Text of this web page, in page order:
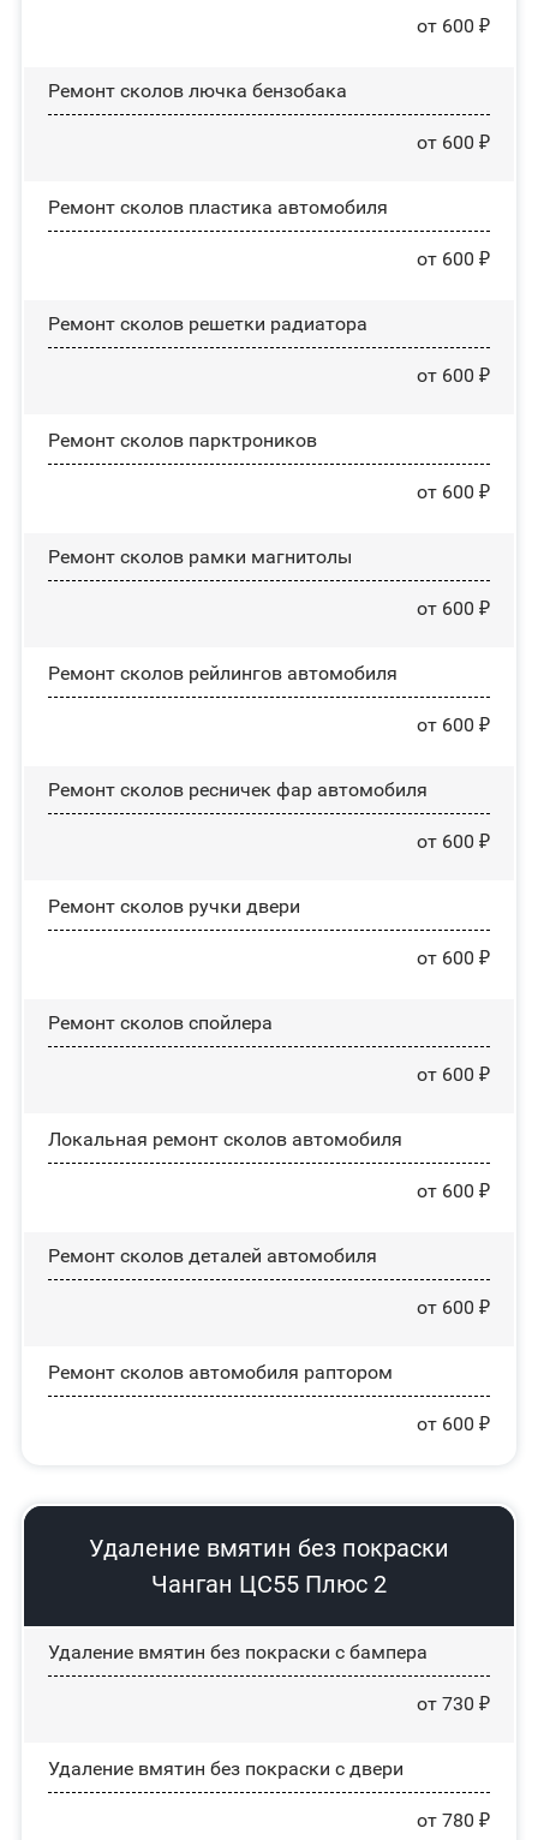
от 600 ₽
Ремонт сколов лючка бензобака
от 600 ₽
Ремонт сколов пластика автомобиля
от 600 ₽
Ремонт сколов решетки радиатора
от 600 ₽
Ремонт сколов парктроников
от 600 ₽
Ремонт сколов рамки магнитолы
от 600 ₽
Ремонт сколов рейлингов автомобиля
от 600 ₽
Ремонт сколов ресничек фар автомобиля
от 600 ₽
Ремонт сколов ручки двери
от 600 ₽
Ремонт сколов спойлера
от 600 ₽
Локальная ремонт сколов автомобиля
от 600 ₽
Ремонт сколов деталей автомобиля
от 600 ₽
Ремонт сколов автомобиля раптором
от 600 ₽
Удаление вмятин без покраски
Чанган ЦС55 Плюс 2
Удаление вмятин без покраски с бампера
от 730 ₽
Удаление вмятин без покраски с двери
от 780 ₽